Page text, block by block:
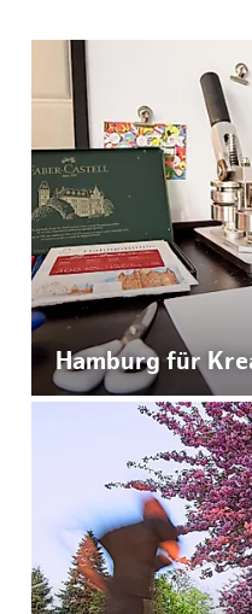
Hamburg für